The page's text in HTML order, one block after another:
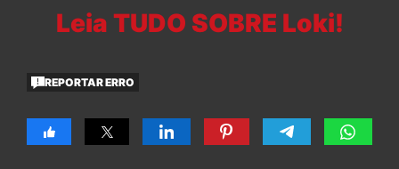
Leia TUDO SOBRE Loki!
REPORTAR ERRO